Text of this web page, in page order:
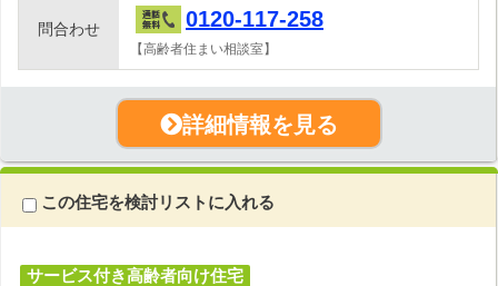
問合わせ 0120-117-258
【高齢者住まい相談室】
詳細情報を見る
この住宅を検討リストに入れる
サービス付き高齢者向け住宅